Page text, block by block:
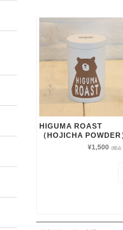
HIGUMA ROAST
（HOJICHA POWDER
¥1,500 (税込